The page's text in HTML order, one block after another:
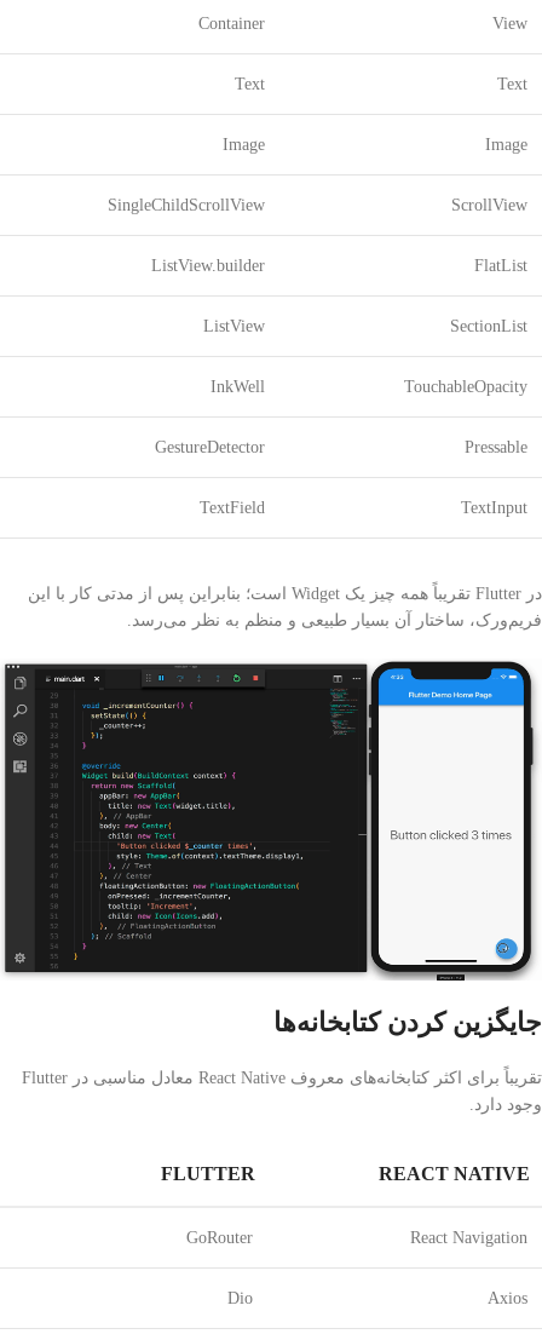
View
Container
Text
Text
Image
Image
ScrollView
SingleChildScrollView
FlatList
ListView.builder
SectionList
ListView
TouchableOpacity
InkWell
Pressable
GestureDetector
TextInput
TextField
در Flutter تقریباً همه چیز یک Widget است؛ بنابراین پس از مدتی کار با این
فریم‌ورک، ساختار آن بسیار طبیعی و منظم به نظر می‌رسد.
جایگزین کردن کتابخانه‌ها
تقریباً برای اکثر کتابخانه‌های معروف React Native معادل مناسبی در Flutter
وجود دارد.
REACT NATIVE
FLUTTER
React Navigation
GoRouter
Axios
Dio